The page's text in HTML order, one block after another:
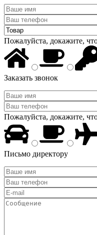
Пожалуйста, докажите,
Заказать звонок
Пожалуйста, докажите,
Письмо директору